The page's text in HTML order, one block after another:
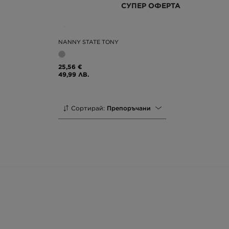
СУПЕР ОФЕРТА
NANNY STATE TONY
25,56 €
49,99 ЛВ.
Сортирай: Препоръчани